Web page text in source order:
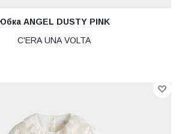
ANGEL DUSTY PINK
C'ERA UNA VOLTA